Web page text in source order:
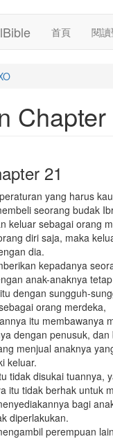
首頁 閱
Chapter
21
yang harus
seorang budak
keluar sebagai orang
diri saja, maka
dia.
kepadanya
anak-anaknya
dengan sungguh-
orang merdeka,
itu membawanya
dengan penusuk,
menjual anaknya
keluar.
tidak disukai tuannya,
itu tidak berhak untuk
bagi
diperlakukan.
perempuan